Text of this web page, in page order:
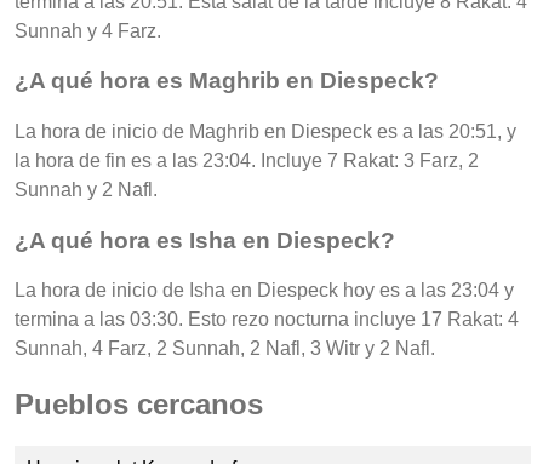
Sunnah y 4 Farz.
¿A qué hora es Maghrib en Diespeck?
La hora de inicio de Maghrib en Diespeck es a las 20:51, y
la hora de fin es a las 23:04. Incluye 7 Rakat: 3 Farz, 2
Sunnah y 2 Nafl.
¿A qué hora es Isha en Diespeck?
La hora de inicio de Isha en Diespeck hoy es a las 23:04 y
termina a las 03:30. Esto rezo nocturna incluye 17 Rakat: 4
Sunnah, 4 Farz, 2 Sunnah, 2 Nafl, 3 Witr y 2 Nafl.
Pueblos cercanos